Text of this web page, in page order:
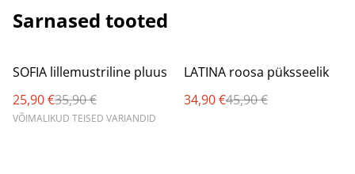
Sarnased tooted
%
SOFIA lillemustriline pluus
25,90 €35,90 €
VÕIMALIKUD TEISED VARIANDID
%
LATINA roosa püksseelik
34,90 €45,90 €